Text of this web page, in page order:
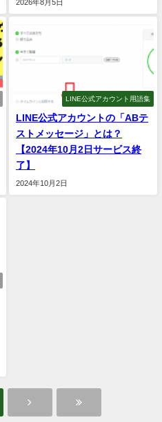
2026年8月5日
LINE公式アカウント用語集
LINE公式アカウントの「ABテ
ストメッセージ」とは？
【2024年10月2日サービス終
了】
2024年10月2日